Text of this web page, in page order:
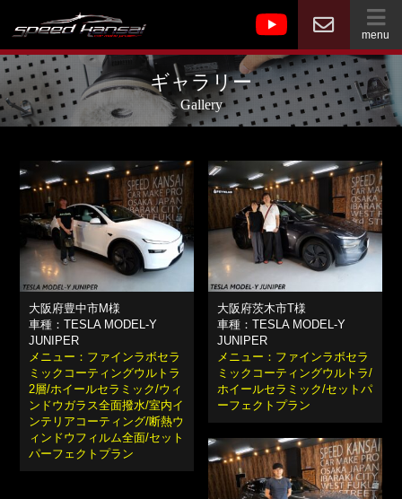
menu
ギャラリー
Gallery
大阪府豊中市M様
車種：TESLA MODEL-Y
JUNIPER
メニュー：ファインラボセラ
ミックコーティングウルトラ
2層/ホイールセラミック/ウィ
ンドウガラス全面撥水/室内イ
ンテリアコーティング/断熱ウ
ィンドウフィルム全面/セット
パーフェクトプラン
大阪府茨木市T様
車種：TESLA MODEL-Y
JUNIPER
メニュー：ファインラボセラ
ミックコーティングウルトラ/
ホイールセラミック/セットパ
ーフェクトプラン